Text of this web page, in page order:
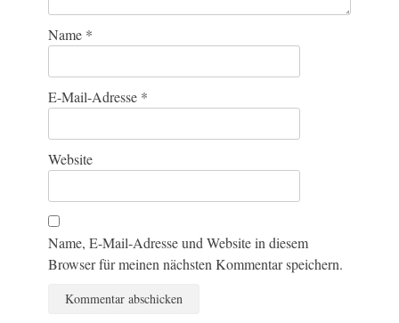
Name *
E-Mail-Adresse *
Website
Name, E-Mail-Adresse und Website in diesem
Browser für meinen nächsten Kommentar speichern.